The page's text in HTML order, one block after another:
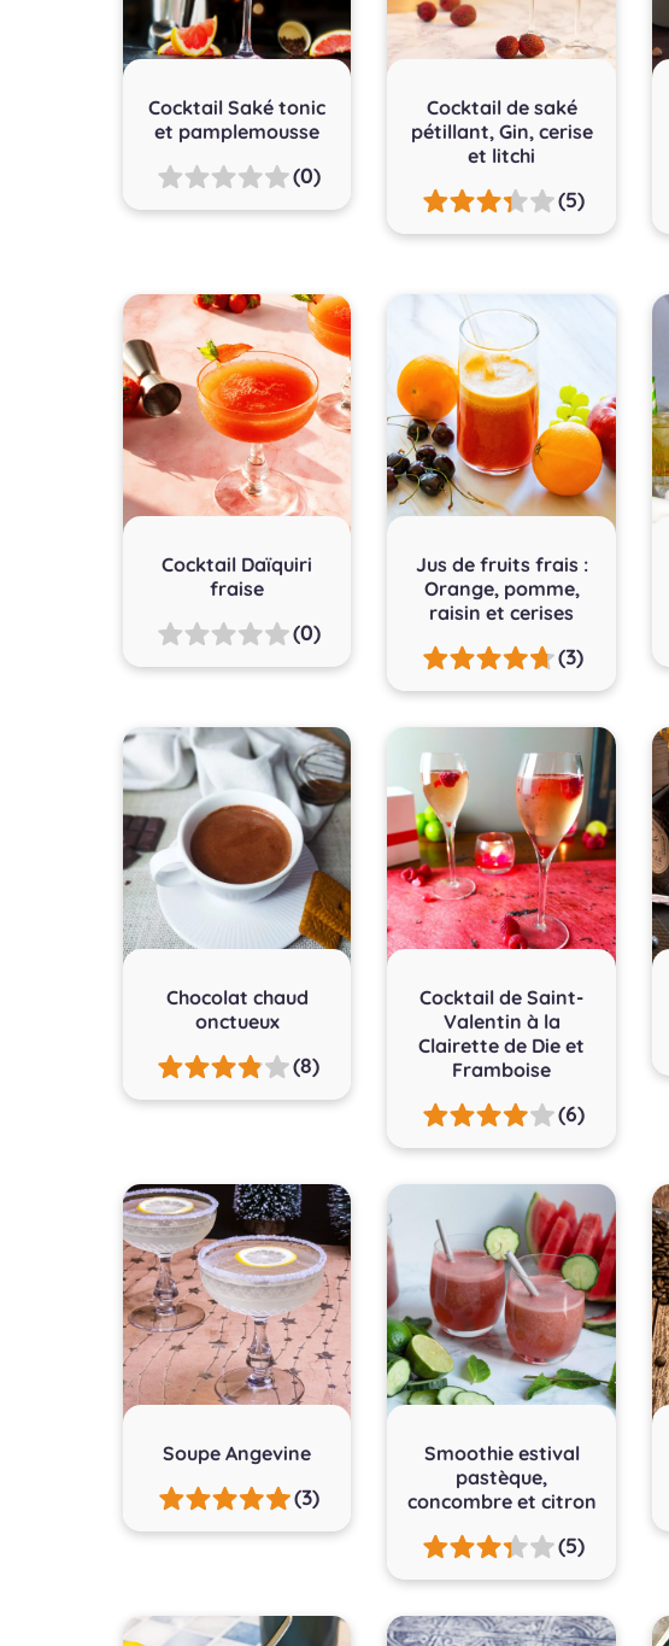
Cocktail Saké tonic
et pamplemousse
(0)
Cocktail de saké
pétillant, Gin, cerise
et litchi
(5)
Cocktail Daïquiri
fraise
(0)
Jus de fruits frais :
Orange, pomme,
raisin et cerises
(3)
Chocolat chaud
onctueux
(8)
Cocktail de Saint-
Valentin à la
Clairette de Die et
Framboise
(6)
Soupe Angevine
(3)
Smoothie estival
pastèque,
concombre et citron
(5)